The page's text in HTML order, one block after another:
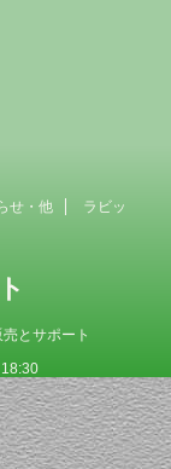
せ・他
ラビッ
とサポート
Powered by